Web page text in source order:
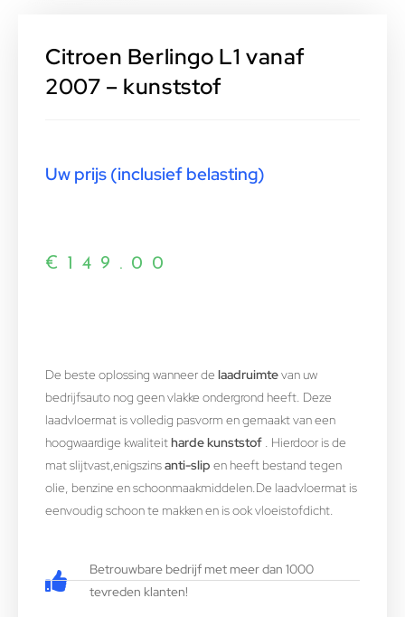
Citroen Berlingo L1 vanaf
2007 – kunststof
Uw prijs (inclusief belasting)
€ 149.00
De beste oplossing wanneer de laadruimtevan uw
bedrijfsauto nog geen vlakke ondergrond heeft. Deze
laadvloermat is volledig pasvorm en gemaakt van een
hoogwaardige kwaliteitharde kunststof . Hierdoor is de
mat slijtvast,enigszinsanti-slip en heeft bestand tegen
olie, benzine en schoonmaakmiddelen.De laadvloermat is
eenvoudig schoon te makken en is ook vloeistofdicht.
Betrouwbare bedrijf met meer dan 1000
tevreden klanten!